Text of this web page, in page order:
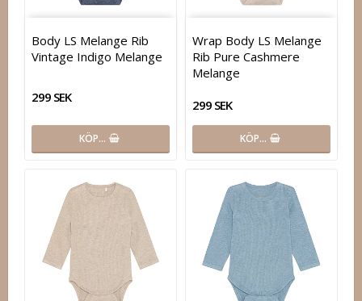
Body LS Melange Rib
Vintage Indigo Melange
299 SEK
KÖP…
Wrap Body LS Melange
Rib Pure Cashmere
Melange
299 SEK
KÖP…